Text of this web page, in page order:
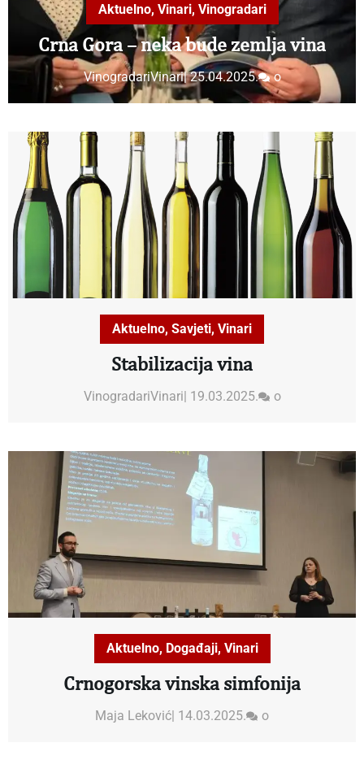
Aktuelno, Vinari, Vinogradari
Crna Gora – neka bude zemlja vina
VinogradariVinari| 25.04.2025. o
Aktuelno, Savjeti, Vinari
Stabilizacija vina
VinogradariVinari| 19.03.2025. o
Aktuelno, Događaji, Vinari
Crnogorska vinska simfonija
Maja Leković| 14.03.2025. o